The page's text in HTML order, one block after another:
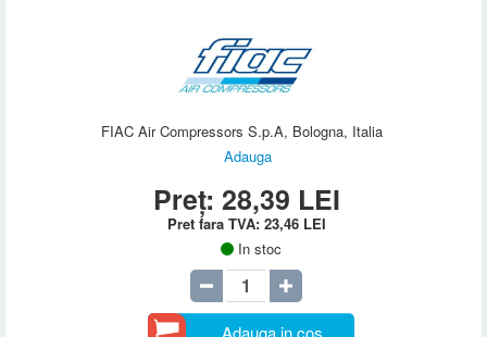
FIAC Air Compressors S.p.A, Bologna, Italia
Adauga
Preț: 28,39 LEI
Pret fara TVA: 23,46 LEI
In stoc
Adauga in cos